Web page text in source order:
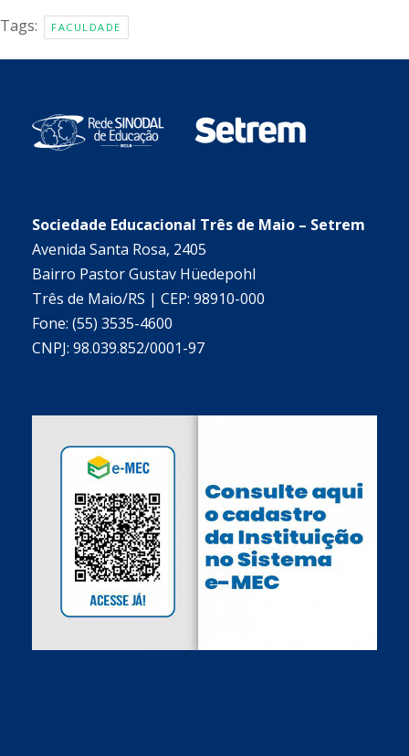
Tags: FACULDADE
Sociedade Educacional Três de Maio – Setrem
Avenida Santa Rosa, 2405
Bairro Pastor Gustav Hüedepohl
Três de Maio/RS | CEP: 98910-000
Fone: (55) 3535-4600
CNPJ: 98.039.852/0001-97